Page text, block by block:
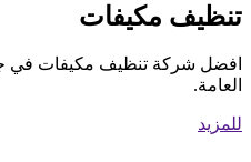
تنظيف مكيفات
افضل شركة تنظيف مكيفات في
العامة.
للمزيد